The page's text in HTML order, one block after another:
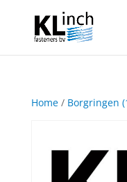
Home/ Borgringen